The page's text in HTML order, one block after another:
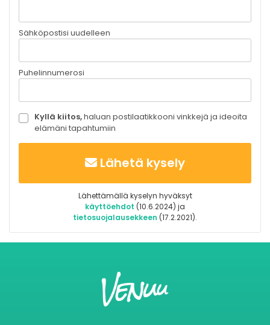
Sähköpostisi uudelleen
Puhelinnumerosi
Kyllä kiitos,haluan postilaatikkooni vinkkejä ja ideoita
elämäni tapahtumiin
Lähetä kysely
Lähettämällä kyselyn hyväksyt
käyttöehdot (10.6.2024) ja
tietosuojalausekkeen (17.2.2021).